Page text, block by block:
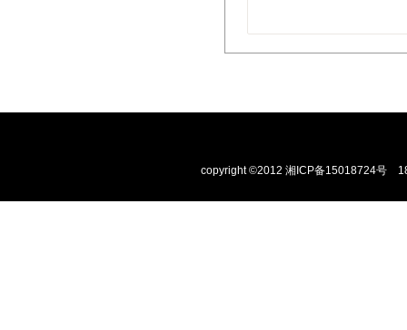
copyright ©2012 湘ICP备15018724号